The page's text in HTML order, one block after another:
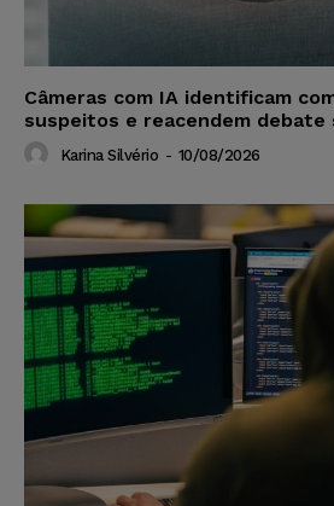
Câmeras com IA identificam
suspeitos e reacendem debate
Karina Silvério - 10/08/2026